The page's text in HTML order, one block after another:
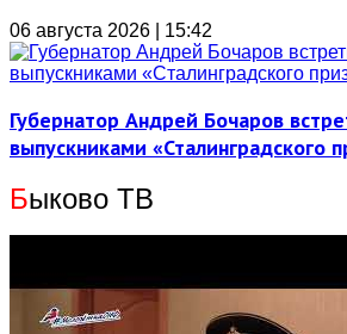
06 августа 2026 | 15:42
Губернатор Андрей Бочаров
выпускниками «Сталинградского
Быково ТВ